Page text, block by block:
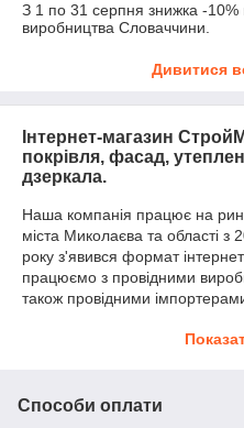
З 1 по 31 серпня знижка -
виробництва Словаччини.
Дивитися
Інтернет-магазин
покрівля, фасад,
дзеркала.
Наша компанія працює на
міста Миколаєва та області
року з'явився формат
працюємо з провідними
також провідними
OSB, ЦСП, ДВП, фанера
Способи оплати